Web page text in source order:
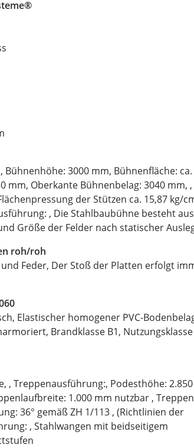
3000 mm, Bühnenfläche: ca.
mm, Oberkante Bühnenbelag: 3040 mm, ,
der Stützen ca. 15,87 kg/
, Die Stahlbaubühne besteht
Größe der Felder nach statischer
roh/roh
Feder, Der Stoß der Platten erfolgt
Elastischer homogener PVC-
Brandklasse B1, Nutzungsklasse
Treppenausführung:, Podesthöhe:
1.000 mm nutzbar ,
36° gemäß ZH 1/113 , (Richtlinien der
, Stahlwangen mit beidseitigem